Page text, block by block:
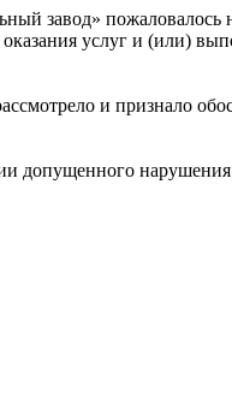
завод» пожаловалось
оказания услуг и (или)
и признало
допущенного нарушения